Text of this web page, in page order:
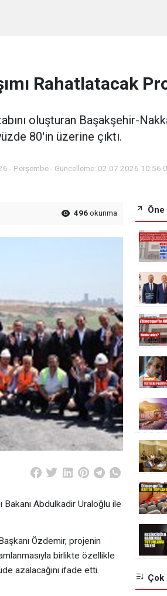
Rahatlatacak
oluşturan Başakşehir-
80'in üzerine çıktı.
- Perşembe - Güncelleme: 02.07.2026
496okunma
Bakanı Abdulkadir Uraloğlu ile
Özdemir, projenin
birlikte özellikle
azalacağını ifade etti.
Öne
Çok